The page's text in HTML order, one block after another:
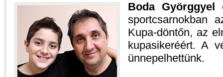
Boda Györggyel
sportcsarnokban
Kupa-döntőn, az
kupasikeréért. A
ünnepelhettünk.